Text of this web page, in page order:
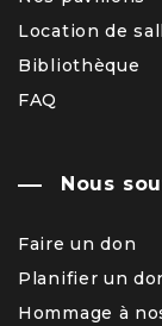
Location de
Bibliothèque
FAQ
Nous
Faire un don
Planifier un
Hommage à